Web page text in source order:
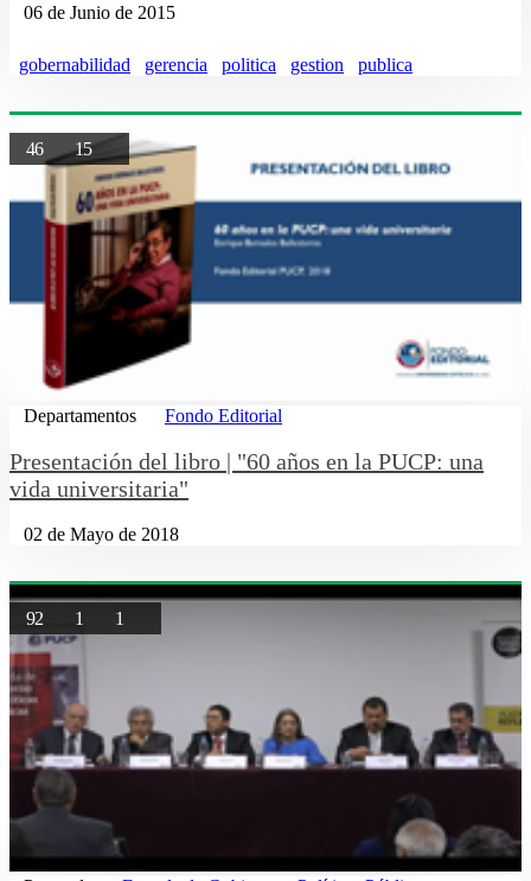
06 de Junio de 2015
gobernabilidad gerencia politica gestion publica
46 15
Departamentos Fondo Editorial
Presentación del libro | "60 años en la PUCP: una
vida universitaria"
02 de Mayo de 2018
92 1 1